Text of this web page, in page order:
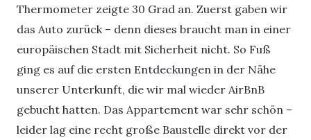
Thermometer zeigte 30 Grad an. Zuerst gaben wir
das Auto zurück – denn dieses braucht man in einer
europäischen Stadt mit Sicherheit nicht. So Fuß
ging es auf die ersten Entdeckungen in der Nähe
unserer Unterkunft, die wir mal wieder AirBnB
gebucht hatten. Das Appartement war sehr schön –
leider lag eine recht große Baustelle direkt vor der